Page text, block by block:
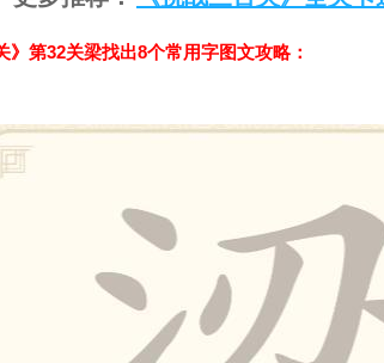
》第32关梁找出8个常用字图文攻略：